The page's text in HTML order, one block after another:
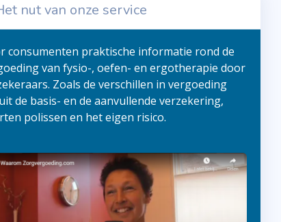
nut van onze service
consumenten praktische informatie rond de
van fysio-, oefen- en ergotherapie door
Zoals de verschillen in vergoeding
de basis- en de aanvullende verzekering,
polissen en het eigen risico.